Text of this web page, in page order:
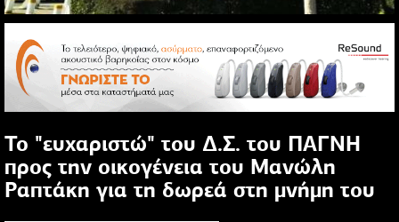
Το "ευχαριστώ" του Δ.Σ. του ΠΑΓΝΗ
προς την οικογένεια του Μανώλη
Ραπτάκη για τη δωρεά στη μνήμη του